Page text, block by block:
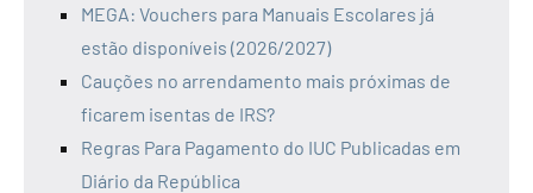
MEGA: Vouchers para Manuais Escolares já
estão disponíveis (2026/2027)
Cauções no arrendamento mais próximas de
ficarem isentas de IRS?
Regras Para Pagamento do IUC Publicadas em
Diário da República